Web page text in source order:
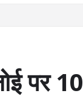
पर 10